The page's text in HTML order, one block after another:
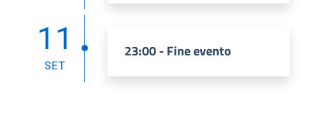
11
SET
23:00 - Fine evento